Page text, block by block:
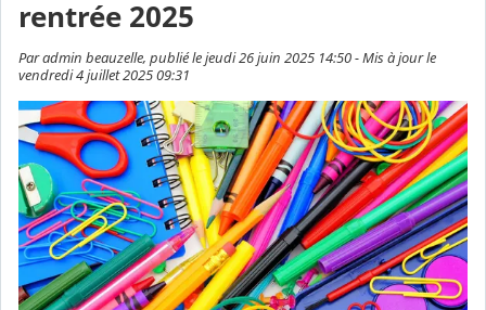
rentrée 2025
Par admin beauzelle, publié le jeudi 26 juin 2025 14:50 - Mis à jour le
vendredi 4 juillet 2025 09:31